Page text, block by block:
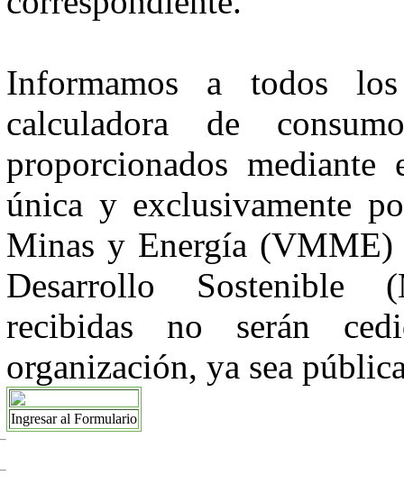
Informamos a todos
calculadora de
proporcionados
única y exclusivamente
Minas y Energía
Desarrollo Sostenible
recibidas no serán
organización, ya sea
Ingresar al Formulario